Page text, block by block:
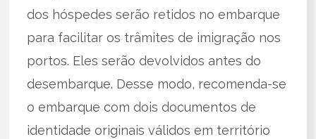
dos hóspedes serão retidos no embarque
para facilitar os trâmites de imigração nos
portos. Eles serão devolvidos antes do
desembarque. Desse modo, recomenda-se
o embarque com dois documentos de
identidade originais válidos em território